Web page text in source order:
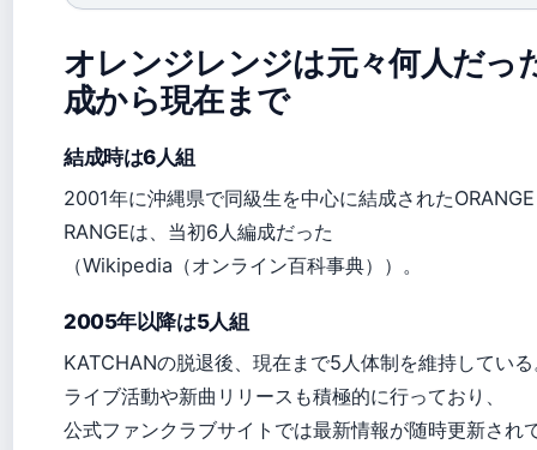
オレンジレンジは元々何人だっ
成から現在まで
結成時は6人組
2001年に沖縄県で同級生を中心に結成されたORANGE
RANGEは、当初6人編成だった
（Wikipedia（オンライン百科事典））。
2005年以降は5人組
KATCHANの脱退後、現在まで5人体制を維持してい
ライブ活動や新曲リリースも積極的に行っており、
公式ファンクラブサイトでは最新情報が随時更新され